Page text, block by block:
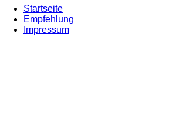
Startseite
Empfehlung
Impressum